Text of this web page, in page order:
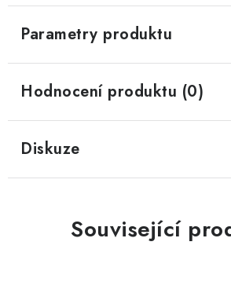
Parametry produktu
Hodnocení produktu (0)
Diskuze
Související